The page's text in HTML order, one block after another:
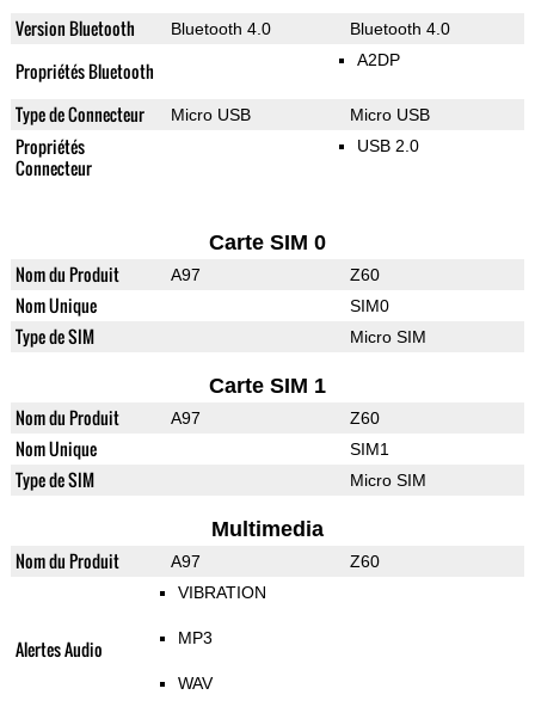
Version Bluetooth Bluetooth 4.0 Bluetooth 4.0
Propriétés Bluetooth A2DP
Type de Connecteur Micro USB Micro USB
Propriétés
Connecteur
USB 2.0
Carte SIM 0
Nom du Produit A97 Z60
Nom Unique SIM0
Type de SIM Micro SIM
Carte SIM 1
Nom du Produit A97 Z60
Nom Unique SIM1
Type de SIM Micro SIM
Multimedia
Nom du Produit A97 Z60
Alertes Audio
VIBRATION
MP3
WAV